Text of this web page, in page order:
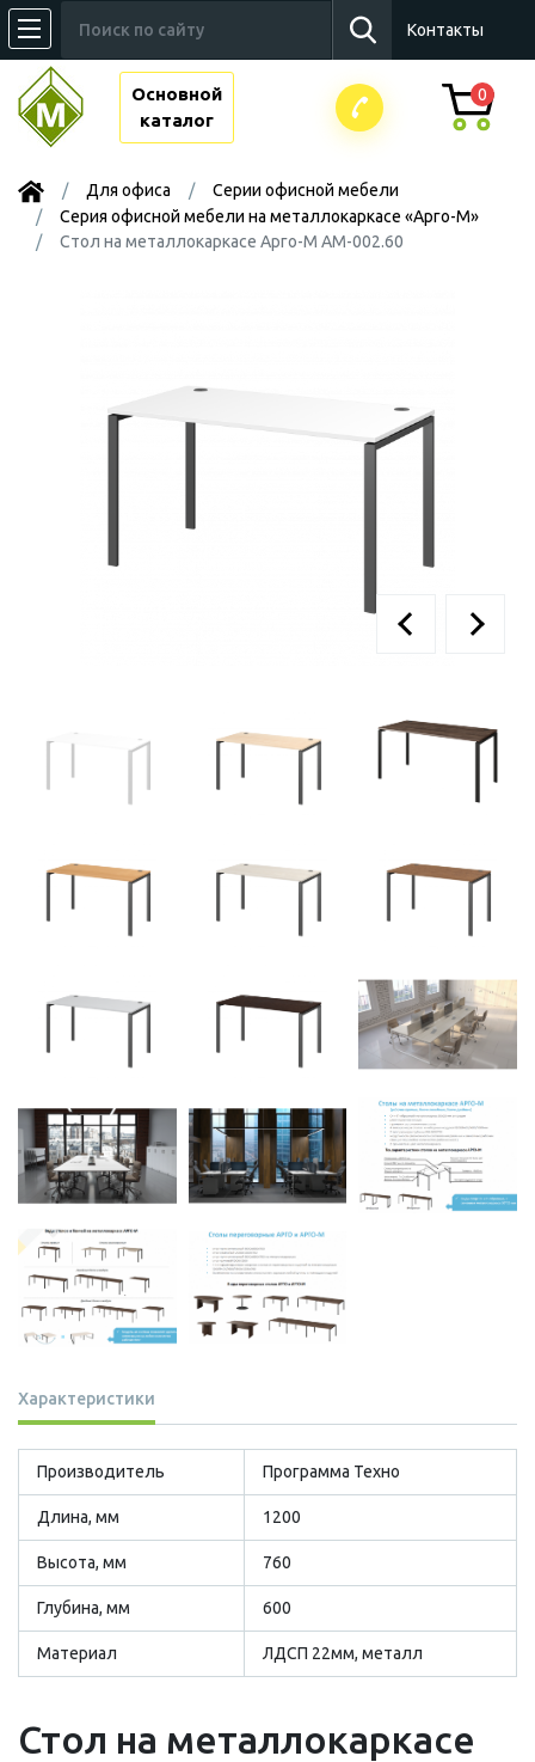
Контакты
Основной
каталог
0
Для офиса
Серии офисной мебели
Серия офисной мебели на металлокаркасе «Арго-М»
Стол на металлокаркасе Арго-М АМ-002.60
Характеристики
Производитель Программа Техно
Длина, мм 1200
Высота, мм 760
Глубина, мм 600
Материал ЛДСП 22мм, металл
Стол на металлокаркасе